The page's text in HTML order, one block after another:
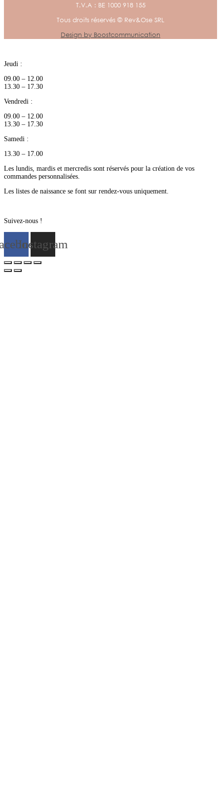
T.V.A : BE 1000 918 155
Tous droits réservés © Rev&Ose SRL
Design by Boostcommunication
Jeudi :
09.00 – 12.00
13.30 – 17.30
Vendredi :
09.00 – 12.00
13.30 – 17.30
Samedi :
13.30 – 17.00
Les lundis, mardis et mercredis sont réservés pour la création de vos
commandes personnalisées.
Les listes de naissance se font sur rendez-vous uniquement.
Suivez-nous !
Instagram